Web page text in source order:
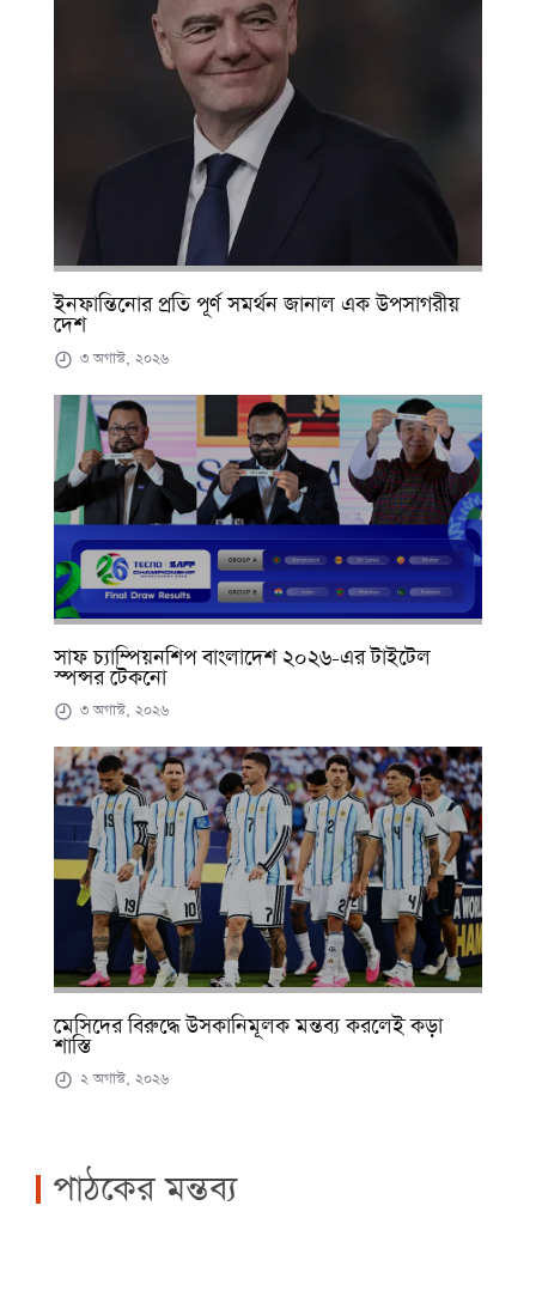
ইনফান্তিনোর প্রতি পূর্ণ সমর্থন জানাল এক উপসাগরীয়
দেশ
৩ অগাস্ট, ২০২৬
সাফ চ্যাম্পিয়নশিপ বাংলাদেশ ২০২৬-এর টাইটেল
স্পন্সর টেকনো
৩ অগাস্ট, ২০২৬
মেসিদের বিরুদ্ধে উসকানিমূলক মন্তব্য করলেই কড়া
শাস্তি
২ অগাস্ট, ২০২৬
পাঠকের মন্তব্য